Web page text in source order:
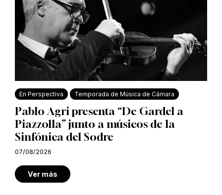
En Perspectiva Temporada de Música de Cámara
Pablo Agri presenta “De Gardel a
Piazzolla” junto a músicos de la
Sinfónica del Sodre
07/08/2026
Ver más